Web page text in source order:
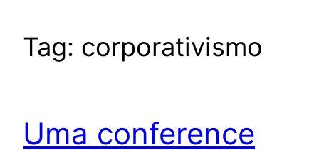
Tag: corporativismo
Uma conference